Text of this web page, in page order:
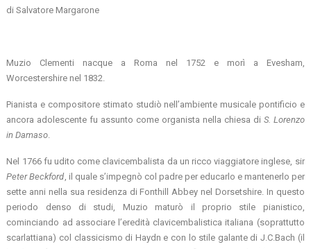
di Salvatore Margarone
Muzio Clementi nacque a Roma nel 1752 e morì a Evesham,
Worcestershire nel 1832.
Pianista e compositore stimato studiò nell’ambiente musicale pontificio e
ancora adolescente fu assunto come organista nella chiesa di S. Lorenzo
in Damaso
Nel 1766 fu udito come clavicembalista da un ricco viaggiatore inglese, sir
Peter Beckford , il quale s’impegnò col padre per educarlo e mantenerlo per
sette anni nella sua residenza di Fonthill Abbey nel Dorsetshire. In questo
periodo denso di studi, Muzio maturò il proprio stile pianistico,
cominciando ad associare l’eredità clavicembalistica italiana (soprattutto
scarlattiana) col classicismo di Haydn e con lo stile galante di J.C.Bach (il